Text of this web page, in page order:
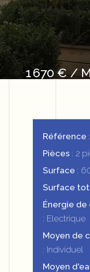
1 670 € /
Référence
Pièces
2
Surface
Surface
Énergie de
Electrique
Moyen de
Individuel
Moyen